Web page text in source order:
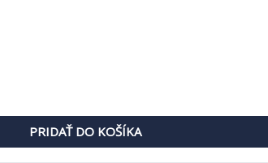
PRIDAŤ DO KOŠÍKA